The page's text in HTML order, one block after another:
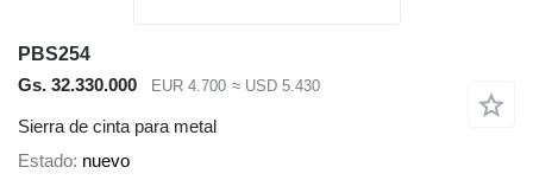
PBS254
Gs. 32.330.000
EUR 4.700 ≈ USD 5.430
Sierra de cinta para metal
Estado nuevo